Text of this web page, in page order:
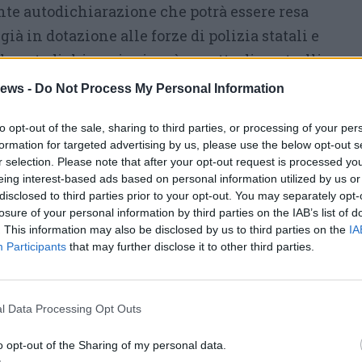
- Do Not Process My Personal Information
opt-out of the sale, sharing to third parties, or processing of your
for targeted advertising by us, please use the below opt-out
selection. Please note that after your opt-out request is processed
interest-based ads based on personal information utilized by us
to third parties prior to your opt-out. You may separately
of your personal information by third parties on the IAB’s list of
This information may also be disclosed by us to third parties on the
Participants that may further disclose it to other third parties.
Data Processing Opt Outs
opt-out of the Sharing of my personal data.
autodichiarazione che potrà essere resa
in dotazione alle forze di polizia statali e
autodichiarazioni sarà oggetto di controlli
costituisce reato. È comunque
ove possibile, o prendere ferie o
ragione, è richiesto e necessario restare a
assoluto” di uscire da casa per chi è
o risulti positivo al virus.
lavoro in un altro, posso fare “avanti e
per esigenze lavorative.
spostamenti per chi ha sintomi da
superiore a 37,5?
fortemente di rimanere a casa,